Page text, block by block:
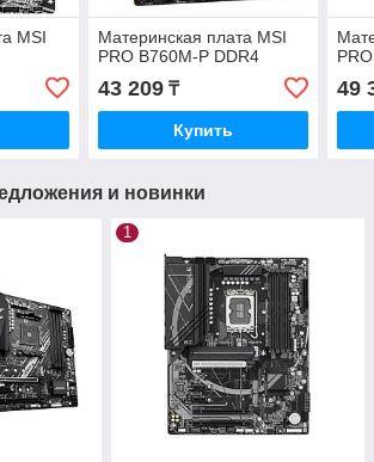
MSI
Материнская плата MSI
PRO B760M-P DDR4
43 209₸
Купить
49
и новинки
1